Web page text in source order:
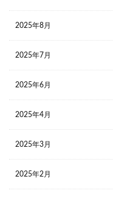
2025年8月
2025年7月
2025年6月
2025年4月
2025年3月
2025年2月